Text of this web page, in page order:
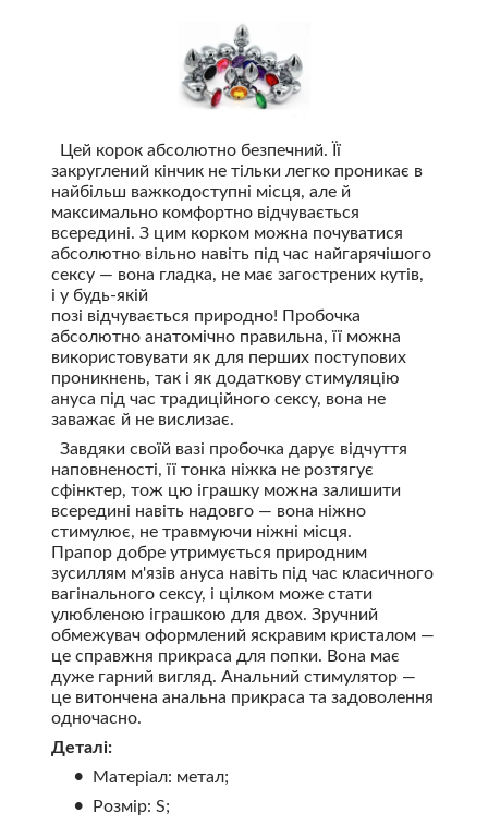
Цей корок абсолютно безпечний. Її
закруглений кінчик не тільки легко проникає в
найбільш важкодоступні місця, але й
максимально комфортно відчувається
всередині. З цим корком можна почуватися
абсолютно вільно навіть під час найгарячішого
сексу — вона гладка, не має загострених кутів,
і у будь-якій
позі відчувається природно! Пробочка
абсолютно анатомічно правильна, її можна
використовувати як для перших поступових
проникнень, так і як додаткову стимуляцію
ануса під час традиційного сексу, вона не
заважає й не вислизає.
Завдяки своїй вазі пробочка дарує відчуття
наповненості, її тонка ніжка не розтягує
сфінктер, тож цю іграшку можна залишити
всередині навіть надовго — вона ніжно
стимулює, не травмуючи ніжні місця.
Прапор добре утримується природним
зусиллям м'язів ануса навіть під час класичного
вагінального сексу, і цілком може стати
улюбленою іграшкою для двох. Зручний
обмежувач оформлений яскравим кристалом —
це справжня прикраса для попки. Вона має
дуже гарний вигляд. Анальний стимулятор —
це витончена анальна прикраса та задоволення
одночасно.
Деталі:
Матеріал: метал;
Розмір: S;